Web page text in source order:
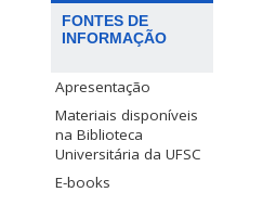
FONTES DE
INFORMAÇÃO
Apresentação
Materiais disponíveis
na Biblioteca
Universitária da UFSC
E-books